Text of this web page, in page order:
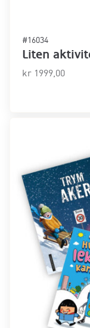
#16034
Liten
kr 1999,00